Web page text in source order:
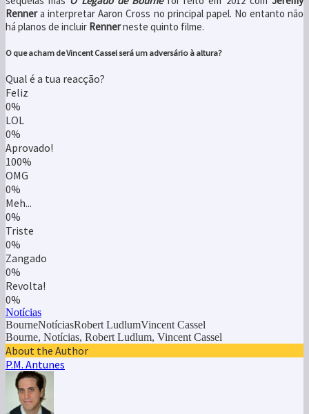
Rennera interpretar Aaron Cross no principal papel. No entanto não
há planos de incluir Rennerneste quinto filme.
O que acham de Vincent Cassel será um adversário à altura?
Qual é a tua reacção?
Feliz
0%
LOL
0%
Aprovado!
100%
OMG
0%
Meh...
0%
Triste
0%
Zangado
0%
Revolta!
0%
Notícias
BourneNotíciasRobert LudlumVincent Cassel
Bourne, Notícias, Robert Ludlum, Vincent Cassel
About the Author
P.M. Antunes